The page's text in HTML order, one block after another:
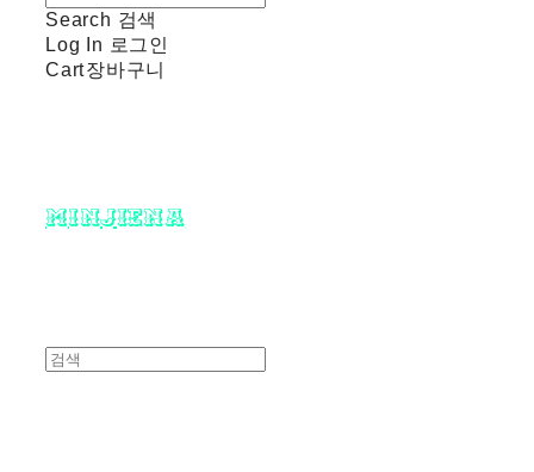
Search 검색
Log In 로그인
Cart장바구니
minjiena